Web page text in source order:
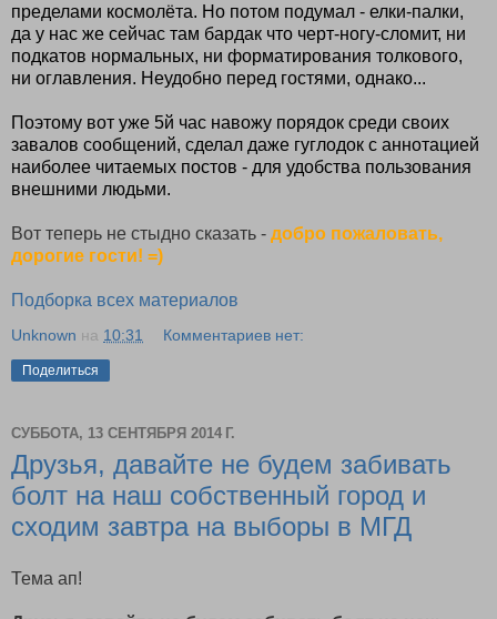
пределами космолёта. Но потом подумал - елки-палки,
да у нас же сейчас там бардак что черт-ногу-сломит, ни
подкатов нормальных, ни форматирования толкового,
ни оглавления. Неудобно перед гостями, однако...
Поэтому вот уже 5й час навожу порядок среди своих
завалов сообщений, сделал даже гуглодок с аннотацией
наиболее читаемых постов - для удобства пользования
внешними людьми.
Вот теперь не стыдно сказать - добро пожаловать,
дорогие гости! =)
Подборка всех материалов
Unknown на 10:31 Комментариев нет:
Поделиться
СУББОТА, 13 СЕНТЯБРЯ 2014 Г.
Друзья, давайте не будем забивать
болт на наш собственный город и
сходим завтра на выборы в МГД
Тема ап!